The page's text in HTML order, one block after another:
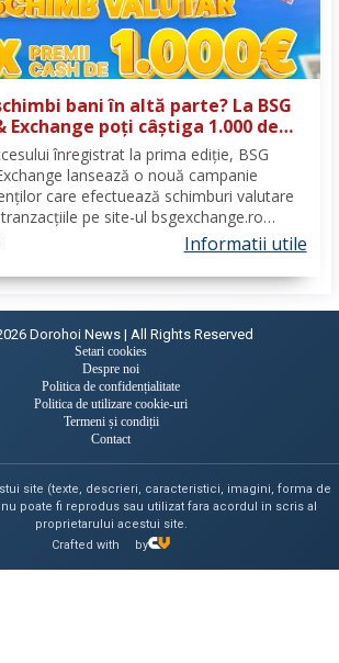
bani în altă parte? La BSG
Exchange poți câștiga 1.000 de
înregistrat la prima ediție, BSG
lansează o nouă campanie
care efectuează schimburi valutare
pe site-ul bsgexchange.ro
pot fi realizate în agenții în perioada 20
Informatii utile
Dorohoi News | All Rights Reserved
Setari cookies
Despre noi
Politica de confidențialitate
Politica de utilizare cookie-uri
Termeni și condiții
Contact
site (texte, descrieri, caracteristici, imagini, forma de
poate fi reprodus sau utilizat fara acordul in scris al
proprietarului acestui site.
Crafted with
by